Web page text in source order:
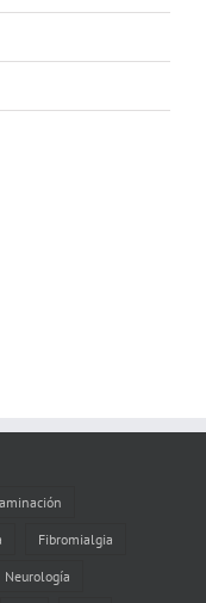
Fibromialgia
Neurología